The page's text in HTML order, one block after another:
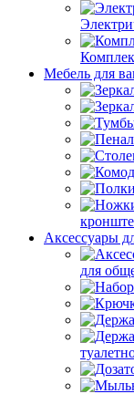
Мебель для
Аксессуары
для